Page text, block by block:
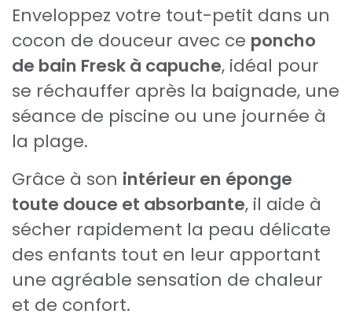
Enveloppez votre tout-petit dans un
cocon de douceur avec ce poncho
de bain Fresk à capuche, idéal pour
se réchauffer après la baignade, une
séance de piscine ou une journée à
la plage.
Grâce à son intérieur en éponge
toute douce et absorbante, il aide à
sécher rapidement la peau délicate
des enfants tout en leur apportant
une agréable sensation de chaleur
et de confort.